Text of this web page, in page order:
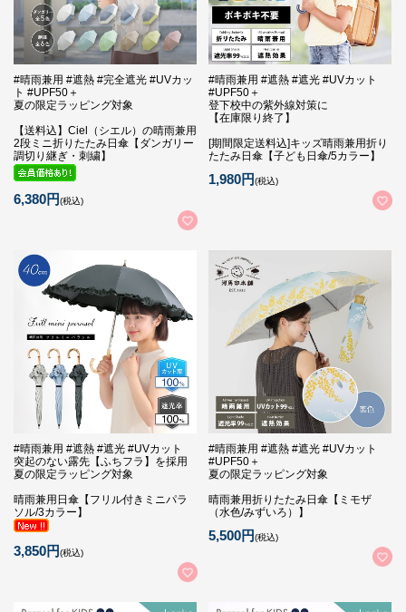
#晴雨兼用 #遮熱 #完全遮光 #UVカッ
ト #UPF50＋
夏の限定ラッピング対象
【送料込】Ciel（シエル）の晴雨兼用
2段ミニ折りたたみ日傘【ダンガリー
調切り継ぎ・刺繍】
6,380円(税込)
#晴雨兼用 #遮熱 #遮光 #UVカット
#UPF50＋
登下校中の紫外線対策に
【在庫限り終了】
[期間限定送料込]キッズ晴雨兼用折り
たたみ日傘【子ども日傘/5カラー】
1,980円(税込)
#晴雨兼用 #遮熱 #遮光 #UVカット
突起のない露先【ふちフラ】を採用
夏の限定ラッピング対象
晴雨兼用日傘【フリル付きミニパラ
ソル/3カラー】
3,850円(税込)
#晴雨兼用 #遮熱 #遮光 #UVカット
#UPF50＋
夏の限定ラッピング対象
晴雨兼用折りたたみ日傘【ミモザ
（水色/みずいろ）】
5,500円(税込)